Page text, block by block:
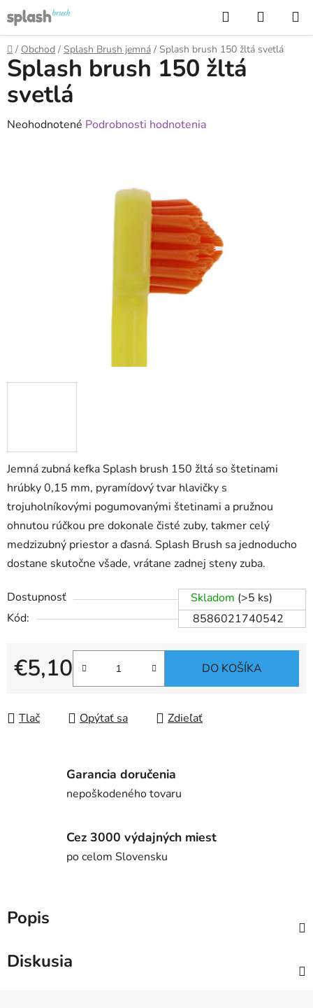
Prejsť
na
obsah
Hľadať
KOŠÍK
Domov
/ Obchod / Splash Brush jemná / Splash brush 150 žltá svetlá
Jemná zubná kefka Splash brush 150 žltá so štetinami
hrúbky 0,15 mm, pyramídový tvar hlavičky s
trojuholníkovými pogumovanými štetinami a pružnou
ohnutou rúčkou pre dokonale čisté zuby, takmer celý
medzizubný priestor a ďasná. Splash Brush sa jednoducho
dostane skutočne všade, vrátane zadnej steny zuba.
Dostupnosť Skladom (>5 ks)
Kód:
8586021740542
€5,10
Jednotková cena:
DO KOŠÍKA
Tlač Opýtať sa Zdieľať
Splash brush 150 žltá
svetlá
Priemerné
Neohodnotené Podrobnosti hodnotenia
Garancia doručenia
nepoškodeného tovaru
Cez 3000 výdajných miest
po celom Slovensku
Popis
Diskusia